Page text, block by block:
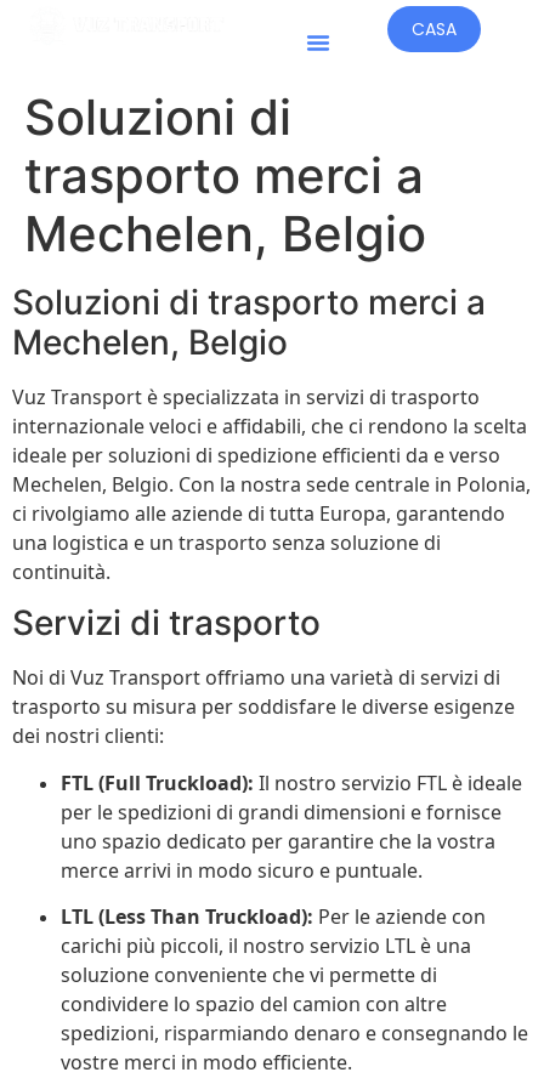
CASA
Soluzioni di
trasporto merci a
Mechelen, Belgio
Soluzioni di trasporto merci a
Mechelen, Belgio
Vuz Transport è specializzata in servizi di trasporto
internazionale veloci e affidabili, che ci rendono la scelta
ideale per soluzioni di spedizione efficienti da e verso
Mechelen, Belgio. Con la nostra sede centrale in Polonia,
ci rivolgiamo alle aziende di tutta Europa, garantendo
una logistica e un trasporto senza soluzione di
continuità.
Servizi di trasporto
Noi di Vuz Transport offriamo una varietà di servizi di
trasporto su misura per soddisfare le diverse esigenze
dei nostri clienti:
FTL (Full Truckload): Il nostro servizio FTL è ideale
per le spedizioni di grandi dimensioni e fornisce
uno spazio dedicato per garantire che la vostra
merce arrivi in modo sicuro e puntuale.
LTL (Less Than Truckload): Per le aziende con
carichi più piccoli, il nostro servizio LTL è una
soluzione conveniente che vi permette di
condividere lo spazio del camion con altre
spedizioni, risparmiando denaro e consegnando le
vostre merci in modo efficiente.